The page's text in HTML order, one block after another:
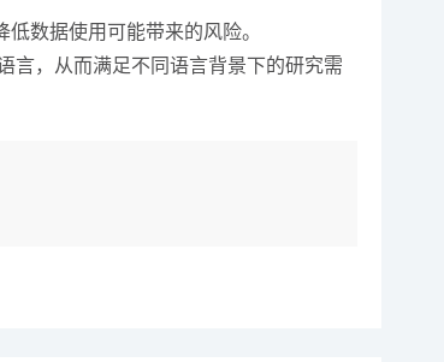
数据使用可能带来的风险。
言，从而满足不同语言背景下的研究需